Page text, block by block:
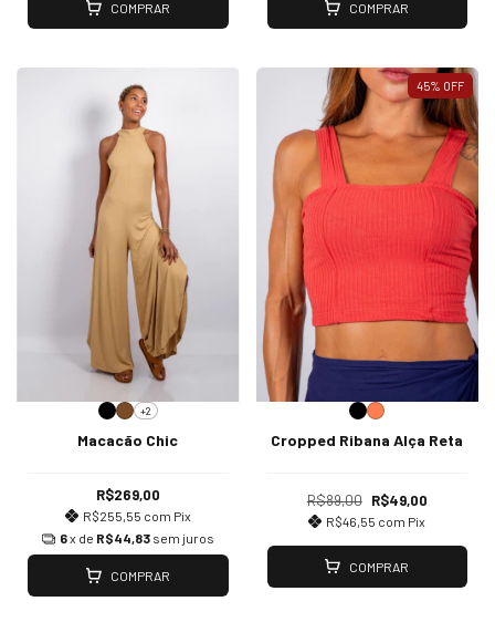
COMPRAR COMPRAR
+2
Macacão Chic
R$269,00
R$255,55 com Pix
6x de R$44,83 sem juros
COMPRAR
45% OFF
Cropped Ribana Alça Reta
R$89,00 R$49,00
R$46,55 com Pix
COMPRAR